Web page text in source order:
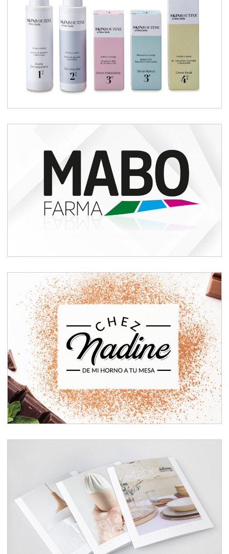
Branding rutina de belleza
Branding Laboratorio
Farmacéutico
Rebranding: CHEZ NADINE
Catálogos de producto Deliving